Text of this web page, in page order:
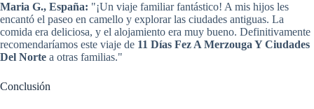
Maria G., España: "¡Un viaje familiar fantástico! A mis hijos les
encantó el paseo en camello y explorar las ciudades antiguas. La
comida era deliciosa, y el alojamiento era muy bueno. Definitivamente
recomendaríamos este viaje de 11 Días Fez A Merzouga Y Ciudades
Del Norte a otras familias."
Conclusión